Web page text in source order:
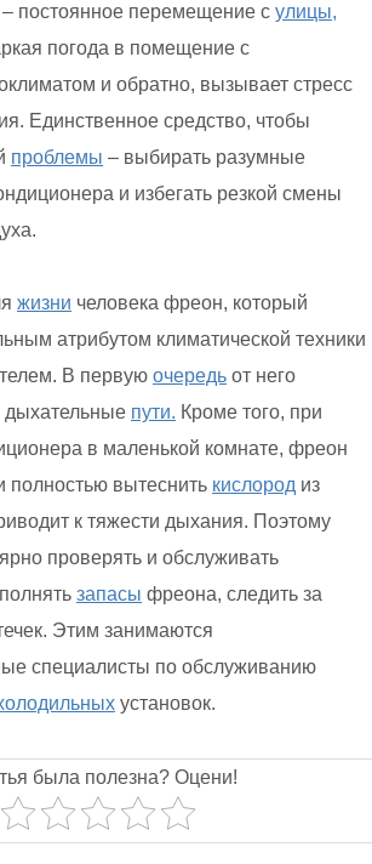
– постоянное перемещение с улицы,
погода в помещение с
и обратно, вызывает стресс
Единственное средство, чтобы
проблемы – выбирать разумные
и избегать резкой смены
жизни человека фреон, который
атрибутом климатической техники
В первую очередь от него
дыхательные пути. Кроме того, при
в маленькой комнате, фреон
полностью вытеснить кислород из
к тяжести дыхания. Поэтому
проверять и обслуживать
запасы фреона, следить за
Этим занимаются
специалисты по обслуживанию
установок.
была полезна? Оцени!